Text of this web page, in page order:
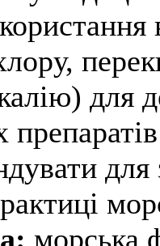
для
для
морська